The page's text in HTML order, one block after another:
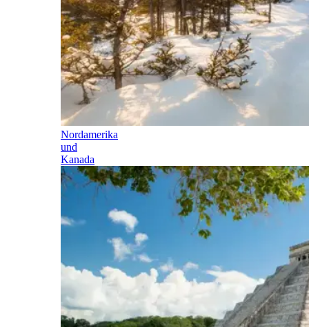
Nordamerika
und
Kanada